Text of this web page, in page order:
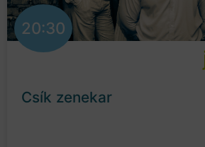
20:30
Csík zenekar